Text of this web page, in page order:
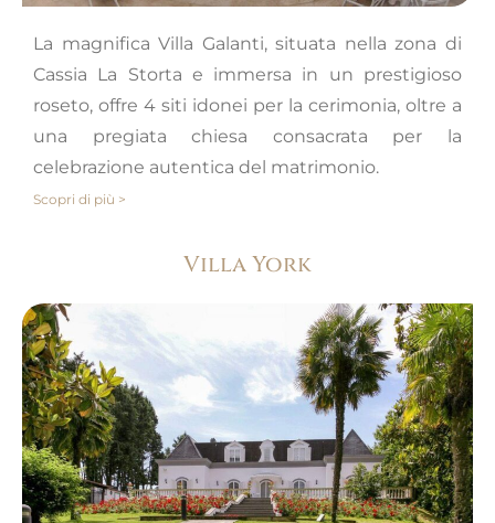
La magnifica Villa Galanti, situata nella zona di
Cassia La Storta e immersa in un prestigioso
roseto, offre 4 siti idonei per la cerimonia, oltre a
una pregiata chiesa consacrata per la
celebrazione autentica del matrimonio.
Scopri di più >
Villa York